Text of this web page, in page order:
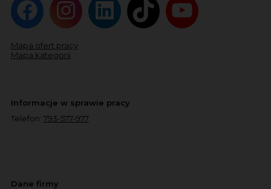
Mapa ofert pracy
Mapa kategorii
Informacje w sprawie pracy
Telefon: 793-577-977
Dane firmy